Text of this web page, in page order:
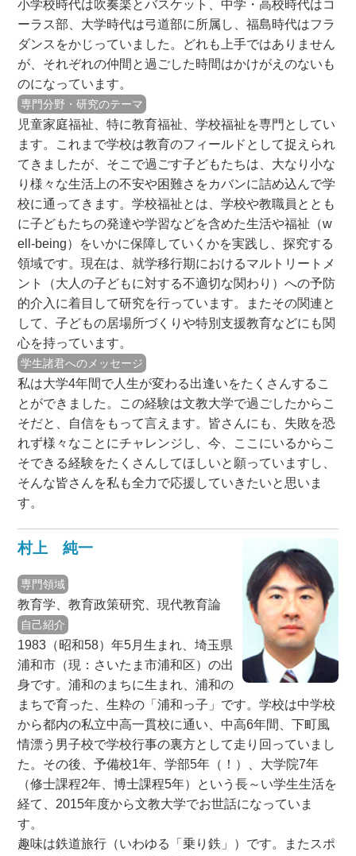
小学校時代は吹奏楽とバスケット、中学・高校時代はコ
ーラス部、大学時代は弓道部に所属し、福島時代はフラ
ダンスをかじっていました。どれも上手ではありません
が、それぞれの仲間と過ごした時間はかけがえのないも
のになっています。
専門分野・研究のテーマ
児童家庭福祉、特に教育福祉、学校福祉を専門としてい
ます。これまで学校は教育のフィールドとして捉えられ
てきましたが、そこで過ごす子どもたちは、大なり小な
り様々な生活上の不安や困難さをカバンに詰め込んで学
校に通ってきます。学校福祉とは、学校や教職員ととも
に子どもたちの発達や学習などを含めた生活や福祉（w
ell-being）をいかに保障していくかを実践し、探究する
領域です。現在は、就学移行期におけるマルトリートメ
ント（大人の子どもに対する不適切な関わり）への予防
的介入に着目して研究を行っています。またその関連と
して、子どもの居場所づくりや特別支援教育などにも関
心を持っています。
学生諸君へのメッセージ
私は大学4年間で人生が変わる出逢いをたくさんするこ
とができました。この経験は文教大学で過ごしたからこ
そだと、自信をもって言えます。皆さんにも、失敗を恐
れず様々なことにチャレンジし、今、ここにいるからこ
そできる経験をたくさんしてほしいと願っていますし、
そんな皆さんを私も全力で応援していきたいと思いま
す。
村上 純一
専門領域
教育学、教育政策研究、現代教育論
自己紹介
1983（昭和58）年5月生まれ、埼玉県
浦和市（現：さいたま市浦和区）の出
身です。浦和のまちに生まれ、浦和の
まちで育った、生粋の「浦和っ子」です。学校は中学校
から都内の私立中高一貫校に通い、中高6年間、下町風
情漂う男子校で学校行事の裏方として走り回っていまし
た。その後、予備校1年、学部5年（！）、大学院7年
（修士課程2年、博士課程5年）という長～い学生生活を
経て、2015年度から文教大学でお世話になっていま
す。
趣味は鉄道旅行（いわゆる「乗り鉄」）です。またスポ